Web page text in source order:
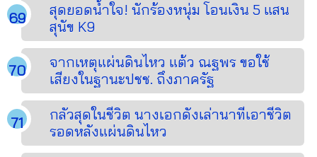
สุดยอดน้ำใจ! นักร้องหนุ่ม โอนเงิน 5 แสน
สุนัข K9
จากเหตุแผ่นดินไหว แต้ว ณฐพร ขอใช้
เสียงในฐานะปชช. ถึงภาครัฐ
กลัวสุดในชีวิต นางเอกดังเล่านาทีเอาชีวิต
รอดหลังแผ่นดินไหว